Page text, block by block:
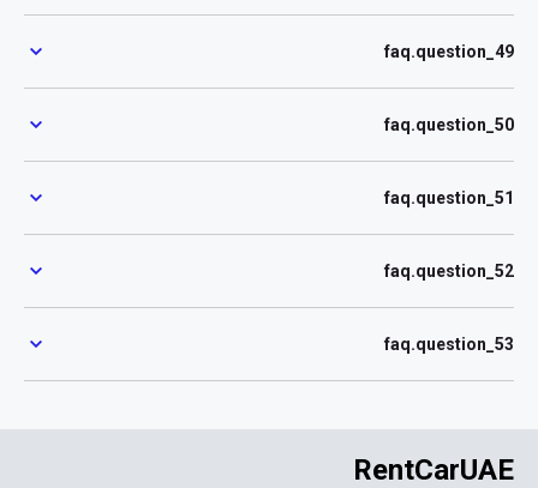
faq.question_49
faq.question_50
faq.question_51
faq.question_52
faq.question_53
RentCarUAE